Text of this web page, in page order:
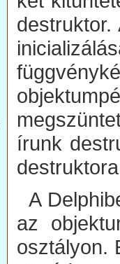
írunk
A
az
osztályon.